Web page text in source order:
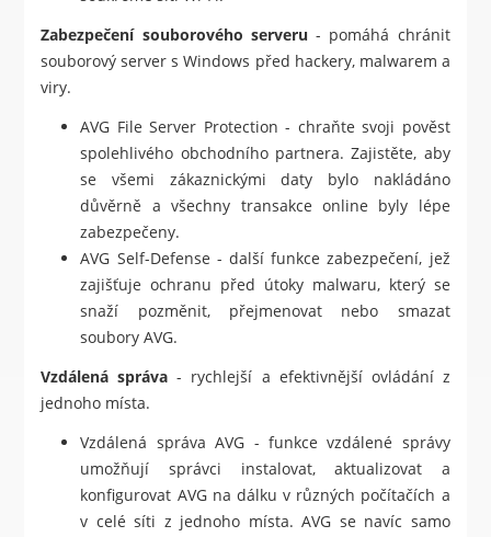
Zabezpečení souborového serveru - pomáhá chránit
souborový server s Windows před hackery, malwarem a
viry.
AVG File Server Protection - chraňte svoji pověst
spolehlivého obchodního partnera. Zajistěte, aby
se všemi zákaznickými daty bylo nakládáno
důvěrně a všechny transakce online byly lépe
zabezpečeny.
AVG Self-Defense - další funkce zabezpečení, jež
zajišťuje ochranu před útoky malwaru, který se
snaží pozměnit, přejmenovat nebo smazat
soubory AVG.
Vzdálená správa - rychlejší a efektivnější ovládání z
jednoho místa.
Vzdálená správa AVG - funkce vzdálené správy
umožňují správci instalovat, aktualizovat a
konfigurovat AVG na dálku v různých počítačích a
v celé síti z jednoho místa. AVG se navíc samo